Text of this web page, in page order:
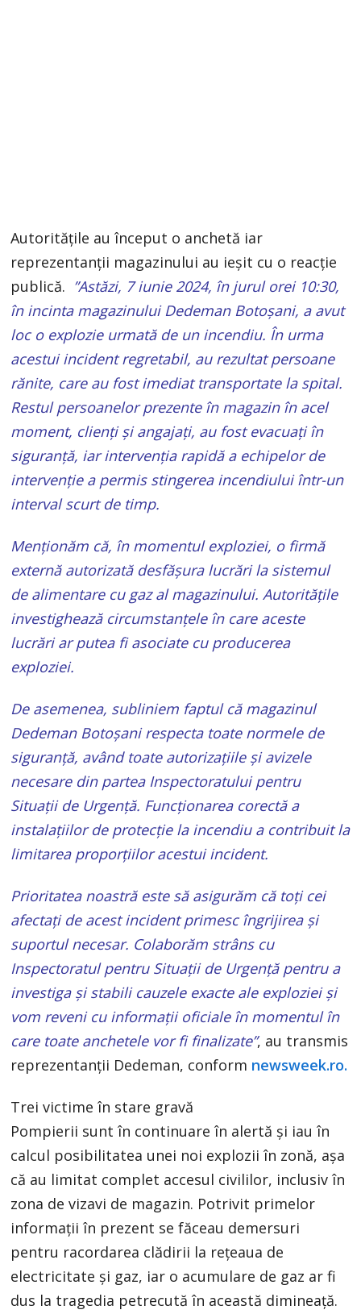
Autoritățile au început o anchetă iar
reprezentanții magazinului au ieșit cu o reacție
publică. ”Astăzi, 7 iunie 2024, în jurul orei 10:30,
în incinta magazinului Dedeman Botoșani, a avut
loc o explozie urmată de un incendiu. În urma
acestui incident regretabil, au rezultat persoane
rănite, care au fost imediat transportate la spital.
Restul persoanelor prezente în magazin în acel
moment, clienți și angajați, au fost evacuați în
siguranță, iar intervenția rapidă a echipelor de
intervenție a permis stingerea incendiului într-un
interval scurt de timp.
Menționăm că, în momentul exploziei, o firmă
externă autorizată desfășura lucrări la sistemul
de alimentare cu gaz al magazinului. Autoritățile
investighează circumstanțele în care aceste
lucrări ar putea fi asociate cu producerea
exploziei.
De asemenea, subliniem faptul că magazinul
Dedeman Botoșani respecta toate normele de
siguranță, având toate autorizațiile și avizele
necesare din partea Inspectoratului pentru
Situații de Urgență. Funcționarea corectă a
instalațiilor de protecție la incendiu a contribuit la
limitarea proporțiilor acestui incident.
Prioritatea noastră este să asigurăm că toți cei
afectați de acest incident primesc îngrijirea și
suportul necesar. Colaborăm strâns cu
Inspectoratul pentru Situații de Urgență pentru a
investiga și stabili cauzele exacte ale exploziei și
vom reveni cu informații oficiale în momentul în
care toate anchetele vor fi finalizate”, au transmis
reprezentanții Dedeman, conform newsweek.ro.
Trei victime în stare gravă
Pompierii sunt în continuare în alertă şi iau în
calcul posibilitatea unei noi explozii în zonă, aşa
că au limitat complet accesul civililor, inclusiv în
zona de vizavi de magazin. Potrivit primelor
informaţii în prezent se făceau demersuri
pentru racordarea clădirii la reţeaua de
electricitate şi gaz, iar o acumulare de gaz ar fi
dus la tragedia petrecută în această dimineaţă.